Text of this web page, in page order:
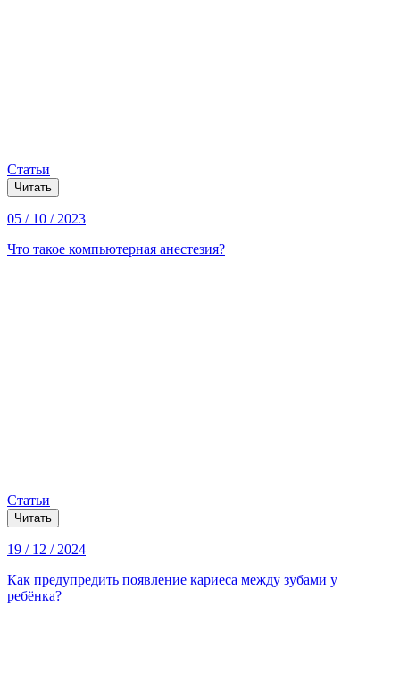
Статьи
Читать
05 / 10 / 2023
Что такое компьютерная анестезия?
Статьи
Читать
19 / 12 / 2024
Как предупредить появление кариеса между зубами у
ребёнка?